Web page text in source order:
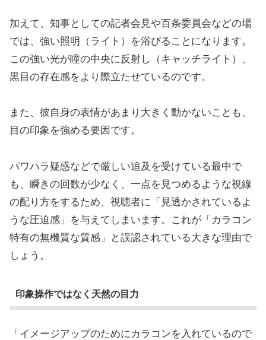
加えて、知事としての記者会見や百条委員会などの場
では、強い照明（ライト）を浴びることになります。
この強い光が瞳の中央に反射し（キャッチライト）、
黒目の存在感をより際立たせているのです。
また、彼自身の表情があまり大きく動かないことも、
目の印象を強める要因です。
パワハラ疑惑などで厳しい追及を受けている最中で
も、瞬きの回数が少なく、一点を見つめるような視線
の配り方をするため、視聴者に「見透かされているよ
うな圧迫感」を与えてしまいます。これが「カラコン
特有の無機質な質感」と誤認されている大きな理由で
しょう。
印象操作ではなく天然の目力
「イメージアップのためにカラコンを入れているので